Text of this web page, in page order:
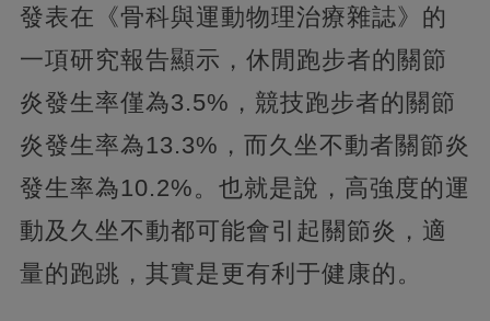
發表在《骨科與運動物理治療雜誌》的
一項研究報告顯示，休閒跑步者的關節
炎發生率僅為3.5%，競技跑步者的關節
炎發生率為13.3%，而久坐不動者關節炎
發生率為10.2%。也就是說，高強度的運
動及久坐不動都可能會引起關節炎，適
量的跑跳，其實是更有利于健康的。